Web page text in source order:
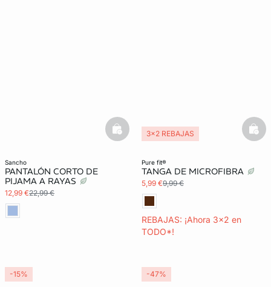
sancho
PANTALÓN CORTO DE
PIJAMA A RAYAS
12,99 €22,99 €
basketfull
pure fit®
TANGA DE MICROFIBRA
5,99 €9,99 €
REBAJAS: ¡Ahora 3x2 en
TODO*!
3x2 REBAJAS
Lencería invisible
-15% -47%